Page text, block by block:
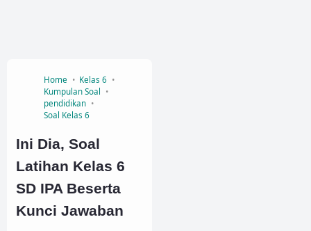
Home
Kelas 6
Kumpulan Soal
pendidikan
Soal Kelas 6
Ini Dia, Soal
Latihan Kelas 6
SD IPA Beserta
Kunci Jawaban